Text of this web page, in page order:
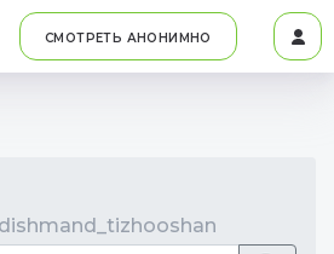
СМОТРЕТЬ АНОНИМНО